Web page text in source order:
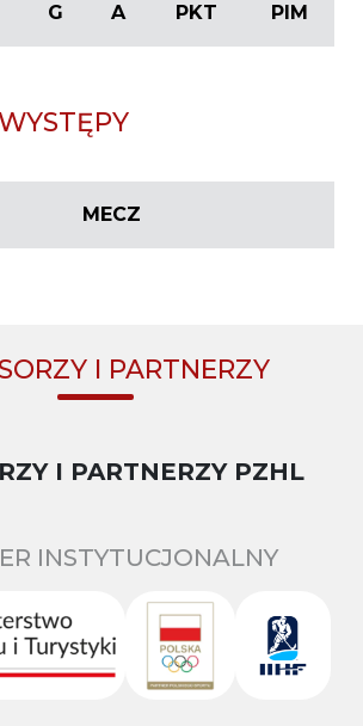
G A PKT PIM
MECZ
I PARTNERZY
I PARTNERZY PZHL
INSTYTUCJONALNY